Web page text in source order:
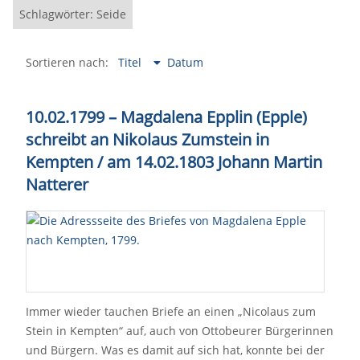
Schlagwörter: Seide
Sortieren nach: Titel Datum
10.02.1799 – Magdalena Epplin (Epple)
schreibt an Nikolaus Zumstein in
Kempten / am 14.02.1803 Johann Martin
Natterer
Immer wieder tauchen Briefe an einen „Nicolaus zum
Stein in Kempten“ auf, auch von Ottobeurer Bürgerinnen
und Bürgern. Was es damit auf sich hat, konnte bei der